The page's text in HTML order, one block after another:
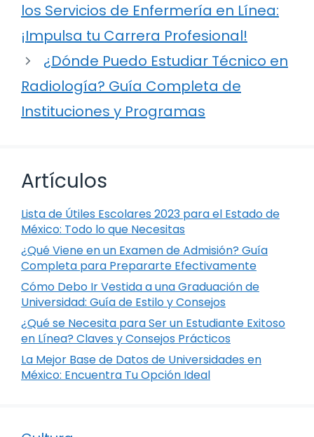
los Servicios de Enfermería en Línea:
¡Impulsa tu Carrera Profesional!
¿Dónde Puedo Estudiar Técnico en
Radiología? Guía Completa de
Instituciones y Programas
Artículos
Lista de Útiles Escolares 2023 para el Estado de
México: Todo lo que Necesitas
¿Qué Viene en un Examen de Admisión? Guía
Completa para Prepararte Efectivamente
Cómo Debo Ir Vestida a una Graduación de
Universidad: Guía de Estilo y Consejos
¿Qué se Necesita para Ser un Estudiante Exitoso
en Línea? Claves y Consejos Prácticos
La Mejor Base de Datos de Universidades en
México: Encuentra Tu Opción Ideal